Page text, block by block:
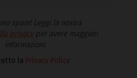
spam! Leggi la nostra
privacyper avere maggiori
informazioni.
la Privacy Policy